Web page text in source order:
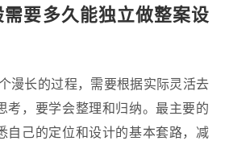
要多久能独立做整案设
漫长的过程，需要根据实际灵活去
考，要学会整理和归纳。最主要的
自己的定位和设计的基本套路，减